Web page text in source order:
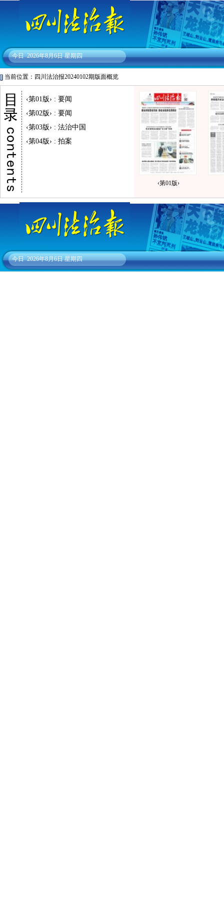
今日 2026年8月6日 星期四
当前位置：四川法治报20240102期版面概览
‹第01版› : 要闻
‹第02版› : 要闻
‹第03版› : 法治中国
‹第04版› : 拍案
‹第01版›
今日 2026年8月6日 星期四